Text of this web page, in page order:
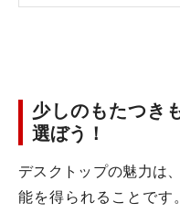
少しのもたつき
選ぼう！
デスクトップの魅力は
能を得られることです。